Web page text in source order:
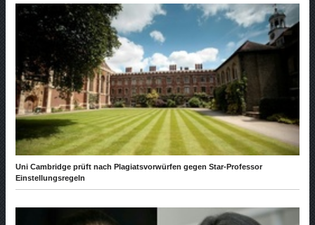
Uni Cambridge prüft nach Plagiatsvorwürfen gegen Star-Professor
Einstellungsregeln